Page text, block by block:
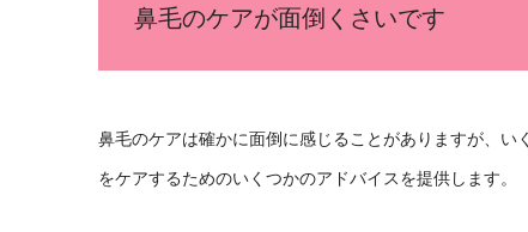
鼻毛のケアが面倒くさいです
鼻毛のケアは確かに面倒に感じることがありますが、
をケアするためのいくつかのアドバイスを提供します。